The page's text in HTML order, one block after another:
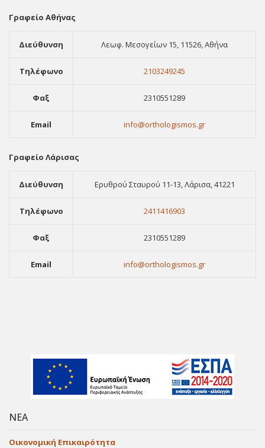
Γραφείο Αθήνας
Διεύθυνση Λεωφ. Μεσογείων 15, 11526, Αθήνα
Τηλέφωνο 2103249245
Φαξ 2310551289
Email info@orthologismos.gr
Γραφείο Λάρισας
Διεύθυνση Ερυθρού Σταυρού 11-13, Λάρισα, 41221
Τηλέφωνο 2411416903
Φαξ 2310551289
Email info@orthologismos.gr
ΝΕΑ
Οικονομική Επικαιρότητα